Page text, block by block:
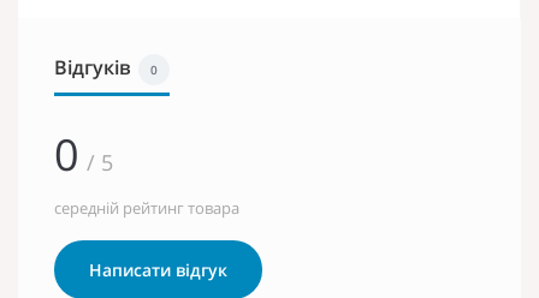
Відгуків 0
0 / 5
середній рейтинг товара
Написати відгук